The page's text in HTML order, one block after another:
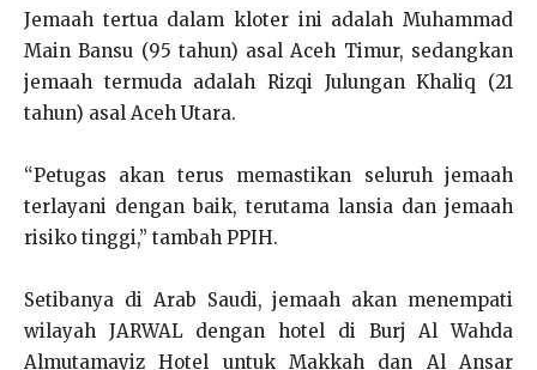
Jemaah tertua dalam kloter ini adalah Muhammad
Main Bansu (95 tahun) asal Aceh Timur, sedangkan
jemaah termuda adalah Rizqi Julungan Khaliq (21
tahun) asal Aceh Utara.
“Petugas akan terus memastikan seluruh jemaah
terlayani dengan baik, terutama lansia dan jemaah
risiko tinggi,” tambah PPIH.
Setibanya di Arab Saudi, jemaah akan menempati
wilayah JARWAL dengan hotel di Burj Al Wahda
Almutamayiz Hotel untuk Makkah dan Al Ansar